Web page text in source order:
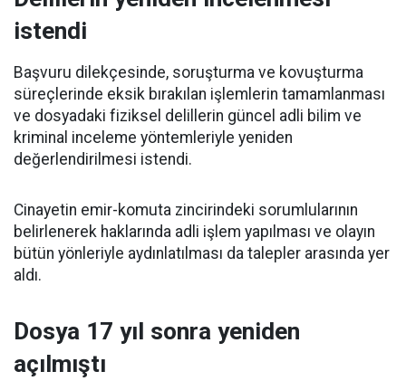
istendi
Başvuru dilekçesinde, soruşturma ve kovuşturma
süreçlerinde eksik bırakılan işlemlerin tamamlanması
ve dosyadaki fiziksel delillerin güncel adli bilim ve
kriminal inceleme yöntemleriyle yeniden
değerlendirilmesi istendi.
Cinayetin emir-komuta zincirindeki sorumlularının
belirlenerek haklarında adli işlem yapılması ve olayın
bütün yönleriyle aydınlatılması da talepler arasında yer
aldı.
Dosya 17 yıl sonra yeniden
açılmıştı